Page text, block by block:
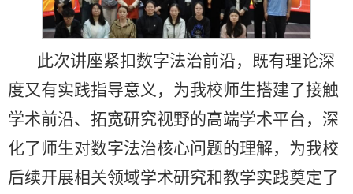
此次讲座紧扣数字法治前沿，既有理论深
度又有实践指导意义，为我校师生搭建了接触
学术前沿、拓宽研究视野的高端学术平台，深
化了师生对数字法治核心问题的理解，为我校
后续开展相关领域学术研究和教学实践奠定了